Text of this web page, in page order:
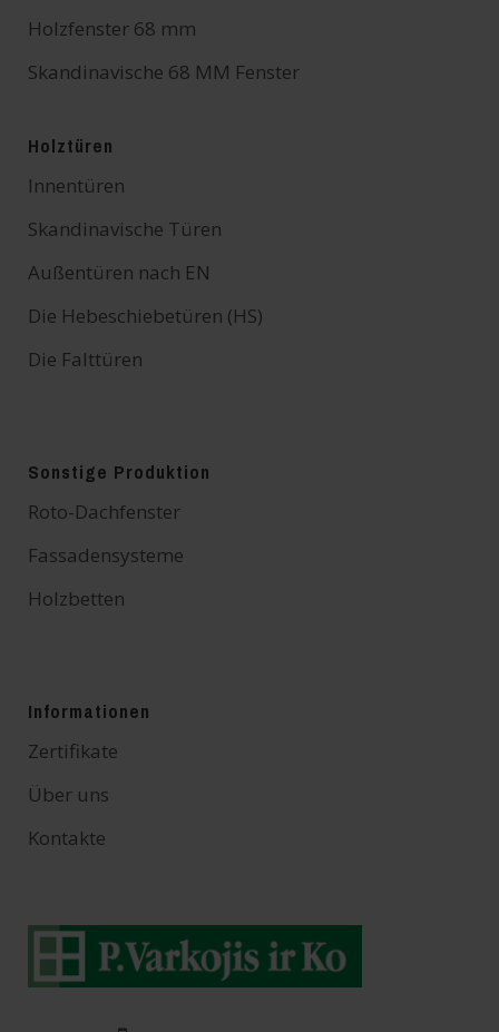
Holzfenster 68 mm
Skandinavische 68 MM Fenster
Holztüren
Innentüren
Skandinavische Türen
Außentüren nach EN
Die Hebeschiebetüren (HS)
Die Falttüren
Sonstige Produktion
Roto-Dachfenster
Fassadensysteme
Holzbetten
Informationen
Zertifikate
Über uns
Kontakte